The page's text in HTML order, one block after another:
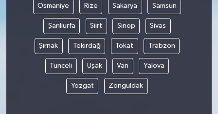
Osmaniye Rize Sakarya Samsun
Şanlıurfa Siirt Sinop Sivas
Şırnak Tekirdağ Tokat Trabzon
Tunceli Uşak Van Yalova
Yozgat Zonguldak